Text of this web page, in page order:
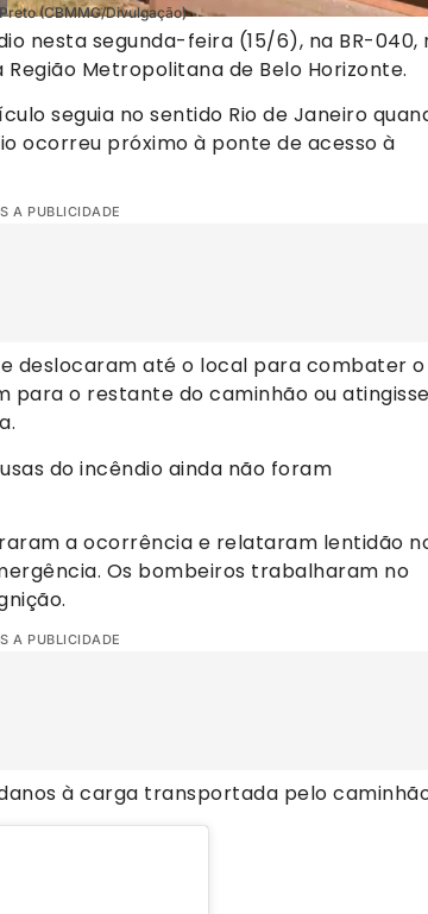
(CBMMG/Divulgação)
nesta segunda-feira (15/6), na BR-040,
Metropolitana de Belo Horizonte.
seguia no sentido Rio de Janeiro
ocorreu próximo à ponte de acesso à
A PUBLICIDADE
deslocaram até o local para combater o
para o restante do caminhão ou
do incêndio ainda não foram
a ocorrência e relataram lentidão
Os bombeiros trabalharam no
A PUBLICIDADE
à carga transportada pelo